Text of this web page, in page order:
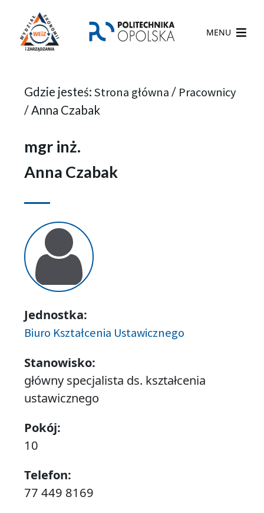
MENU
Gdzie jesteś: Strona główna / Pracownicy
/ Anna Czabak
mgr inż.
Anna Czabak
Jednostka:
Biuro Kształcenia Ustawicznego
Stanowisko:
główny specjalista ds. kształcenia
ustawicznego
Pokój:
10
Telefon:
77 449 8169